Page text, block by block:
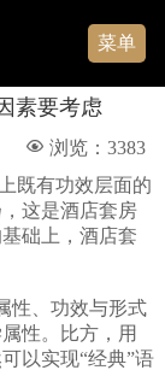
菜单
素要考虑
 浏览：3383
既有功效层面的
这是酒店套房
础上， 酒店套
性、功效与形式
性。比方，用
以实现“经典”语